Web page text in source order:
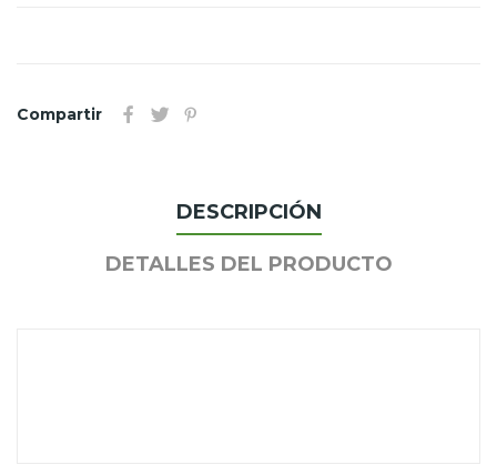
Compartir
DESCRIPCIÓN
DETALLES DEL PRODUCTO